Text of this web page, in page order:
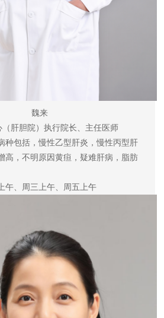
魏来
（肝胆院）执行院长、主任医师
种包括，慢性乙型肝炎，慢性丙型肝
高，不明原因黄疸，疑难肝病，脂肪
午、周三上午、周五上午